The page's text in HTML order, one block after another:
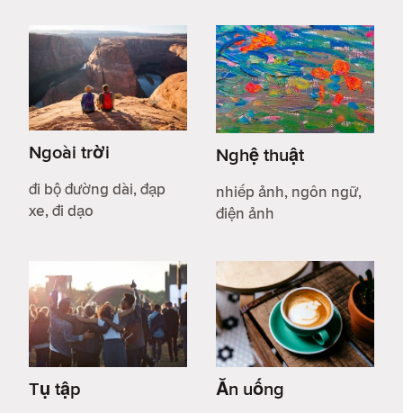
Ngoài trời
đi bộ đường dài, đạp
xe, đi dạo
Nghệ thuật
nhiếp ảnh, ngôn ngữ,
điện ảnh
Tụ tập Ăn uống